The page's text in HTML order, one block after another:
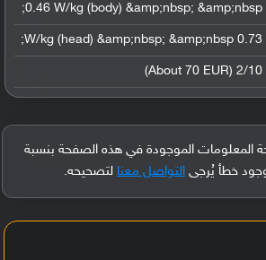
0.46 W/kg (body) &amp;nbsp; &amp;nbsp;
0.73 W/kg (head) &amp;nbsp; &amp;nbsp;
2/10 (About 70 EUR)
المعلومات الموجودة في هذه الصفحة بنسبة
التواصل معنا لتصحيحه.